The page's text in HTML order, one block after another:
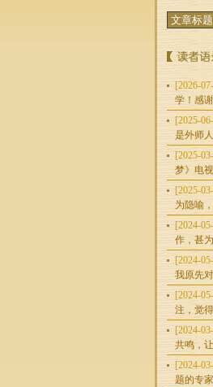
[2026-
学！感
[2025-
是外师
[2025-
梦》电
[2025-
为隐喻
[2024-
作，甚
[2024-
我原先
[2024-
注，觉
[2024-
共鸣，
[2024-
题的专